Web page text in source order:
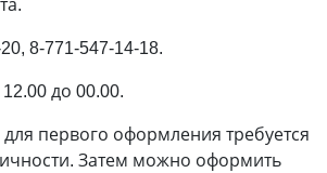
8-771-547-14-18.
до 00.00.
первого оформления требуется
Затем можно оформить